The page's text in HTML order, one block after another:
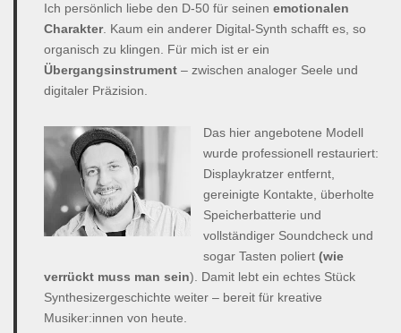
Ich persönlich liebe den D-50 für seinen emotionalen
Charakter. Kaum ein anderer Digital-Synth schafft es, so
organisch zu klingen. Für mich ist er ein
Übergangsinstrument – zwischen analoger Seele und
digitaler Präzision.
Das hier angebotene Modell
wurde professionell restauriert:
Displaykratzer entfernt,
gereinigte Kontakte, überholte
Speicherbatterie und
vollständiger Soundcheck und
sogar Tasten poliert (wie
verrückt muss man sein). Damit lebt ein echtes Stück
Synthesizergeschichte weiter – bereit für kreative
Musiker:innen von heute.